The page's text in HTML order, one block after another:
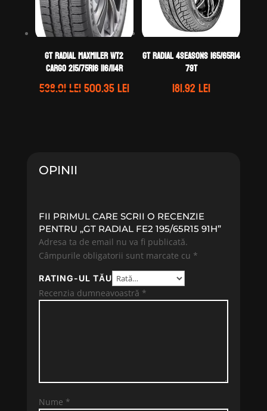
GT Radial MAXMILER WT2
CARGO 215/75R16 116/114R
538.01leiPrețul
500.35leiPrețul
GT Radial 4SEASONS 165/65R14
79T
181.92lei
OPINII
FII PRIMUL CARE SCRII O RECENZIE
PENTRU „GT RADIAL FE2 195/65R15 91H”
Adresa ta de email nu va fi publicată.
Câmpurile obligatorii sunt marcate cu *
RATING-UL TĂU
Recenzia dumneavoastră *
Nume *